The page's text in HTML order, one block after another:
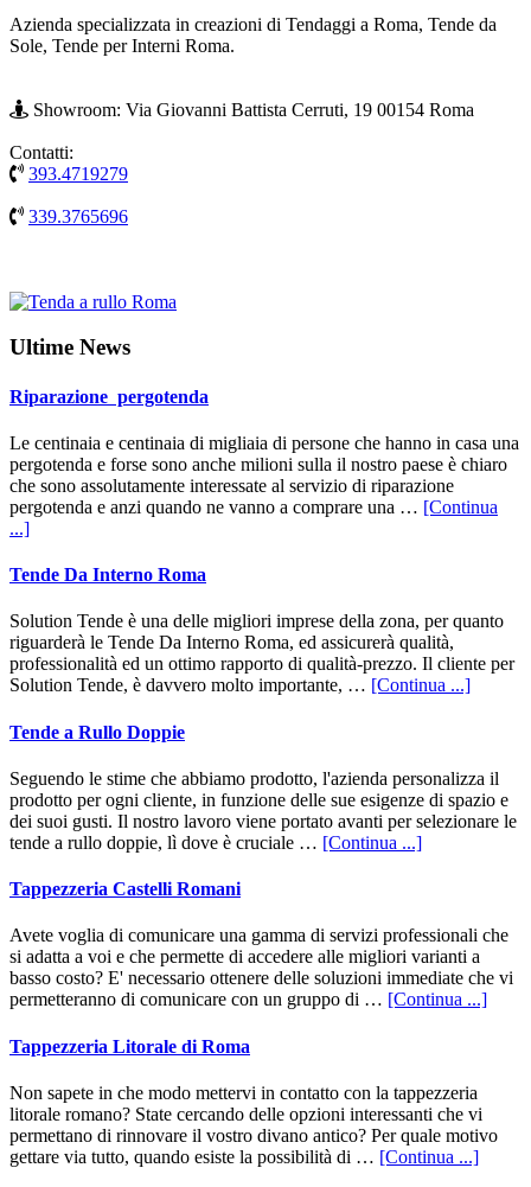
Azienda specializzata in creazioni di Tendaggi a Roma, Tende da
Sole, Tende per Interni Roma.
Showroom: Via Giovanni Battista Cerruti, 19 00154 Roma
Contatti:
393.4719279
339.3765696
Ultime News
Riparazione pergotenda
Le centinaia e centinaia di migliaia di persone che hanno in casa una
pergotenda e forse sono anche milioni sulla il nostro paese è chiaro
che sono assolutamente interessate al servizio di riparazione
pergotenda e anzi quando ne vanno a comprare una … [Continua
...]infoRiparazione
Tende Da Interno Roma
Solution Tende è una delle migliori imprese della zona, per quanto
riguarderà le Tende Da Interno Roma, ed assicurerà qualità,
professionalità ed un ottimo rapporto di qualità-prezzo. Il cliente per
Solution Tende, è davvero molto importante, … [Continua ...]
Tende a Rullo Doppie
Seguendo le stime che abbiamo prodotto, l'azienda personalizza il
prodotto per ogni cliente, in funzione delle sue esigenze di spazio e
dei suoi gusti. Il nostro lavoro viene portato avanti per selezionare le
tende a rullo doppie, lì dove è cruciale … [Continua ...]infoTende
Tappezzeria Castelli Romani
Avete voglia di comunicare una gamma di servizi professionali che
si adatta a voi e che permette di accedere alle migliori varianti a
basso costo? E' necessario ottenere delle soluzioni immediate che vi
permetteranno di comunicare con un gruppo di … [Continua ...]
Tappezzeria Litorale di Roma
Non sapete in che modo mettervi in contatto con la tappezzeria
litorale romano? State cercando delle opzioni interessanti che vi
permettano di rinnovare il vostro divano antico? Per quale motivo
gettare via tutto, quando esiste la possibilità di … [Continua ...]